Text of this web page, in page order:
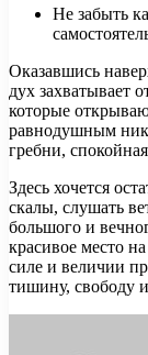
Не забыть
Оказавшись
дух захватывает
которые
равнодушным
гребни,
Здесь хочется
скалы, слушать
большого и
красивое место
силе и величии
тишину, свободу